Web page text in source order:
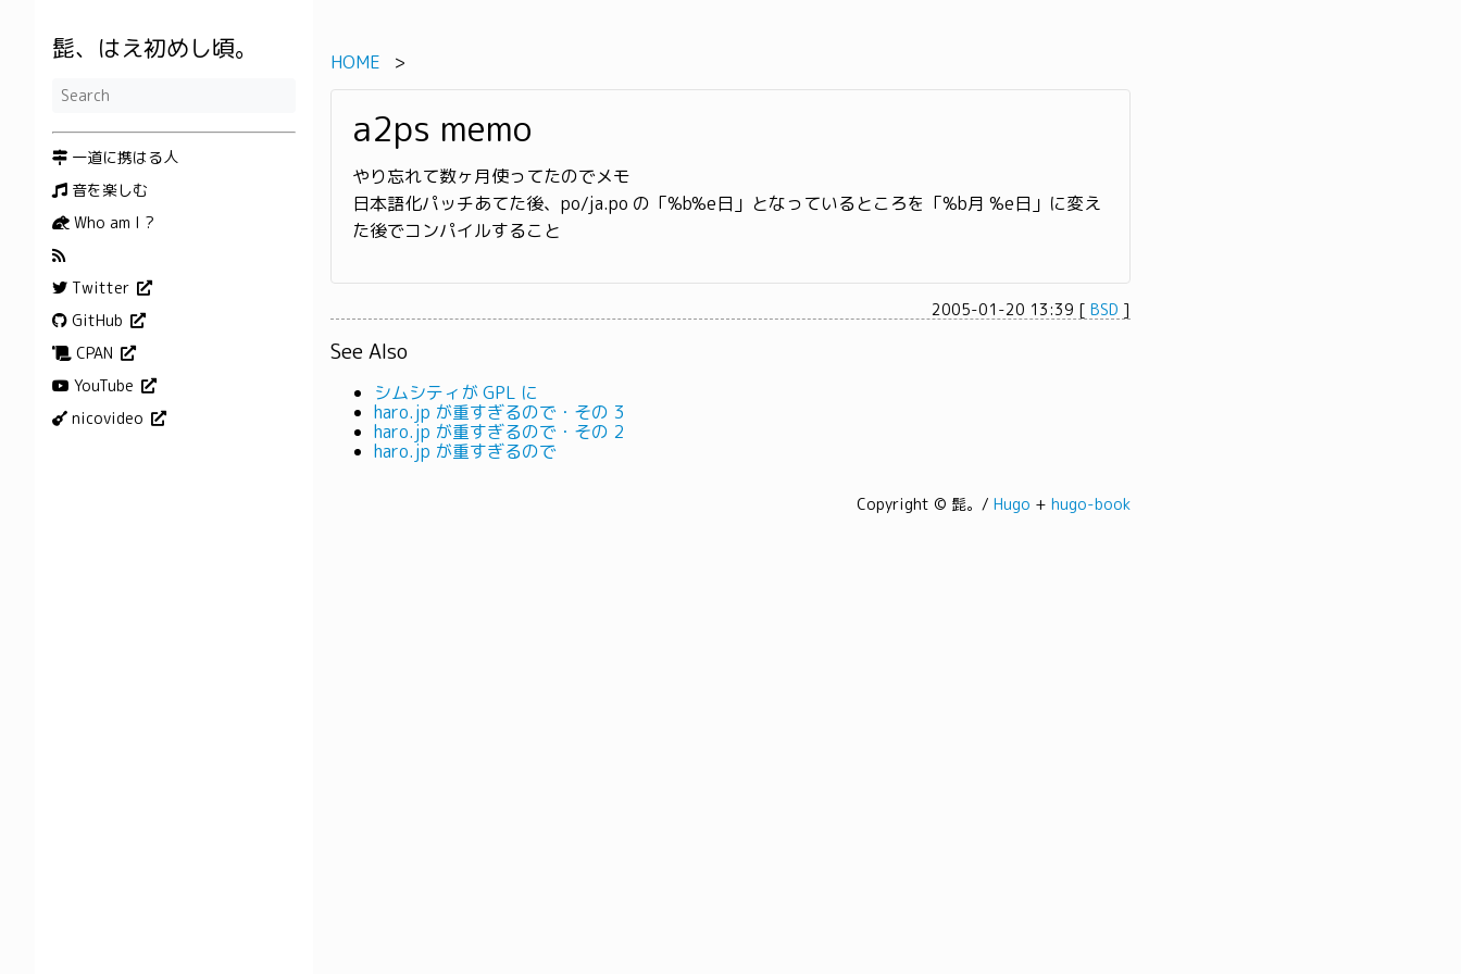
髭、はえ初めし頃。
一道に携はる人
音を楽しむ
Who am I ?
Twitter
GitHub
CPAN
YouTube
nicovideo
HOME
a2ps memo
やり忘れて数ヶ月使ってたのでメモ
日本語化パッチあてた後、po/ja.po の「%b%e日」となっているところを「%b月 %e日」に変え
た後でコンパイルすること
2005-01-20 13:39 [ BSD ]
See Also
シムシティが GPL に
haro.jp が重すぎるので・その 3
haro.jp が重すぎるので・その 2
haro.jp が重すぎるので
Copyright © 髭。/ Hugo + hugo-book